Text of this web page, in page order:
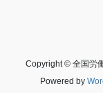
Copyright © 全国労
Powered by